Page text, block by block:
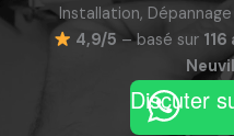
Installation,
4,9/5 – basé sur
Discuter